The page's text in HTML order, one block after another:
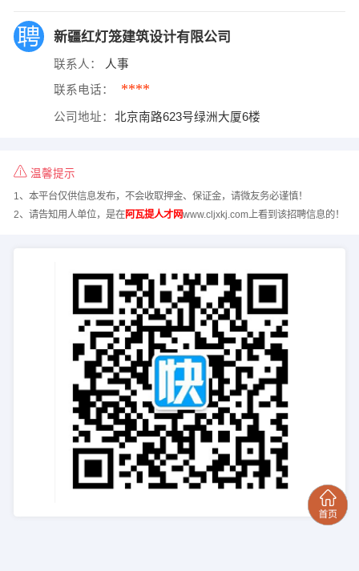
新疆红灯笼建筑设计有限公司
联系人： 人事
联系电话： ****
公司地址： 北京南路623号绿洲大厦6楼
温馨提示
1、本平台仅供信息发布，不会收取押金、保证金，请微友务必谨慎！
2、请告知用人单位，是在阿瓦提人才网www.cljxkj.com上看到该招聘信息的！